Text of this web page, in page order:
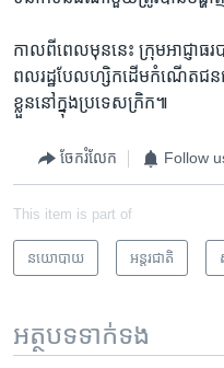
កាល​ពី​ពេល​មុន​នេះ ក្រុម​អាជ្ញាធ
ពលរដ្ឋ​បែលហ្សិកដើម​កំណើត​ជន
ខ្លួន​នៅ​ក្នុង​ប្រទេសក្រិក៕
ចែករំលែក Follow
This item is part of
នយោបាយ អន្តរជាតិ
អត្ថបទ​ទាក់ទង